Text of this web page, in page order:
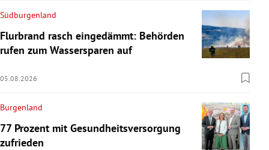
Südburgenland
Flurbrand rasch eingedämmt: Behörden
rufen zum Wassersparen auf
05.08.2026
Burgenland
77 Prozent mit Gesundheitsversorgung
zufrieden